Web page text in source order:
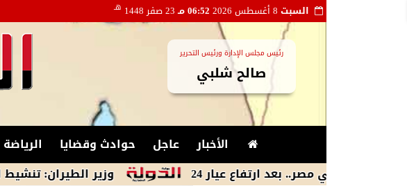
السبت 06:52 مـ 23 صفر 1448 هـ
رئيس مجلس الإدارة ورئيس التحرير
صالح شلبي
الأخبار عاجل حوادث وقضايا الرياضة
وزير الطيران: تنشيط الحركة مصر.. بعد ارتفاع عيار 24